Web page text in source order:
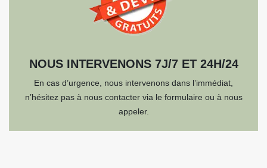
NOUS INTERVENONS 7J/7 ET 24H/24
En cas d’urgence, nous intervenons dans l’immédiat,
n’hésitez pas à nous contacter via le formulaire ou à nous
appeler.